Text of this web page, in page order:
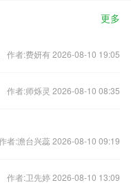
更多
作者:费妍有 2026-08-10 19:05
作者:师烁灵 2026-08-10 08:35
者:澹台兴蕊 2026-08-10 09:19
作者:卫先婷 2026-08-10 13:09